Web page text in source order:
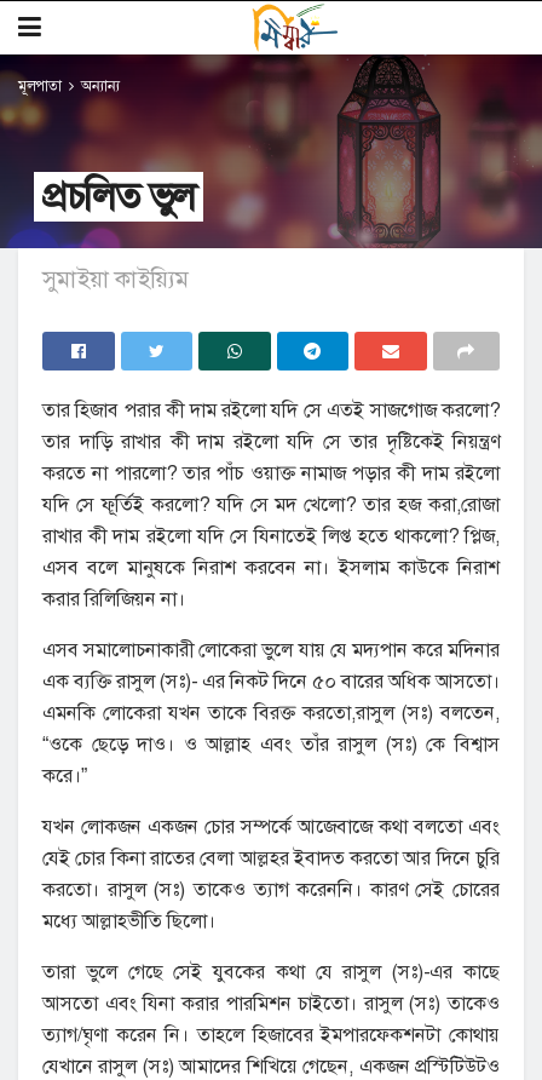
মূলপাতা অন্যান্য
প্রচলিত ভুল
সুমাইয়া কাইয়্যিম
তার হিজাব পরার কী দাম রইলো যদি সে এতই সাজগোজ করলো?
তার দাড়ি রাখার কী দাম রইলো যদি সে তার দৃষ্টিকেই নিয়ন্ত্রণ
করতে না পারলো? তার পাঁচ ওয়াক্ত নামাজ পড়ার কী দাম রইলো
যদি সে ফূর্তিই করলো? যদি সে মদ খেলো? তার হজ করা,রোজা
রাখার কী দাম রইলো যদি সে যিনাতেই লিপ্ত হতে থাকলো? প্লিজ,
এসব বলে মানুষকে নিরাশ করবেন না। ইসলাম কাউকে নিরাশ
করার রিলিজিয়ন না।
এসব সমালোচনাকারী লোকেরা ভুলে যায় যে মদ্যপান করে মদিনার
এক ব্যক্তি রাসুল (সঃ)- এর নিকট দিনে ৫০ বারের অধিক আসতো।
এমনকি লোকেরা যখন তাকে বিরক্ত করতো,রাসুল (সঃ) বলতেন,
“ওকে ছেড়ে দাও। ও আল্লাহ এবং তাঁর রাসুল (সঃ) কে বিশ্বাস
করে।”
যখন লোকজন একজন চোর সম্পর্কে আজেবাজে কথা বলতো এবং
যেই চোর কিনা রাতের বেলা আল্লহর ইবাদত করতো আর দিনে চুরি
করতো। রাসুল (সঃ) তাকেও ত্যাগ করেননি। কারণ সেই চোরের
মধ্যে আল্লাহভীতি ছিলো।
তারা ভুলে গেছে সেই যুবকের কথা যে রাসুল (সঃ)-এর কাছে
আসতো এবং যিনা করার পারমিশন চাইতো। রাসুল (সঃ) তাকেও
ত্যাগ/ঘৃণা করেন নি। তাহলে হিজাবের ইমপারফেকশনটা কোথায়
যেখানে রাসুল (সঃ) আমাদের শিখিয়ে গেছেন, একজন প্রস্টিটিউটও